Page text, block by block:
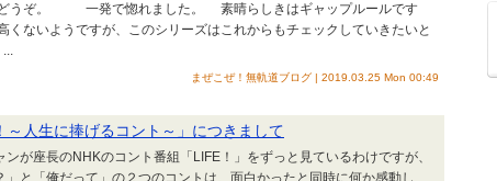
うぞ。 一発で惚れました。 素晴らしきはギャップルールです
ないようですが、このシリーズはこれからもチェックしていきたいと
まぜこぜ！無軌道ブログ | 2019.03.25 Mon 00:49
人生に捧げるコント～」につきまして
が座長のNHKのコント番組「LIFE！」をずっと見ているわけですが、
」と「俺だって」の２つのコントは、面白かったと同時に何か感動し